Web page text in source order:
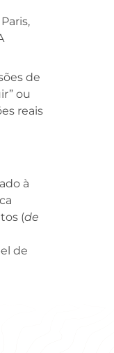
de
ou
reais
à
(de
de